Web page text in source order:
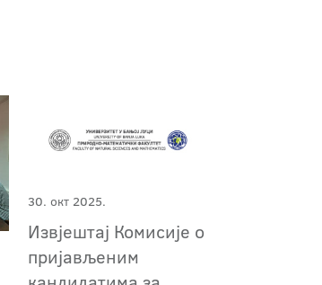
30. окт 2025.
Извјештај Комисије о
пријављеним